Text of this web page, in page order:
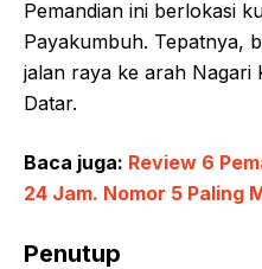
Pemandian ini berlokasi
Payakumbuh. Tepatnya,
jalan raya ke arah Nagari
Datar.
Baca juga: Review 6
24 Jam. Nomor 5 Paling
Penutup